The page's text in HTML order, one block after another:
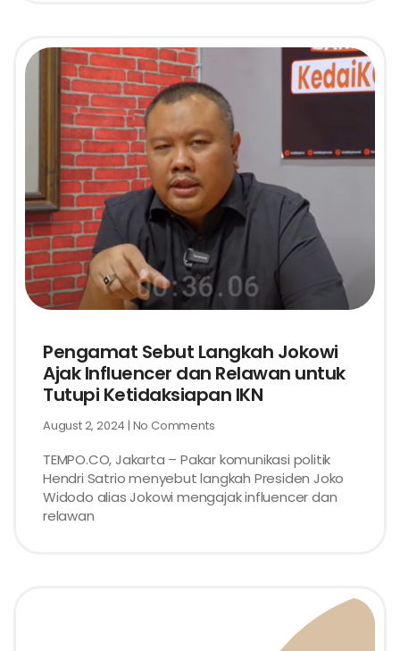
Pengamat Sebut Langkah Jokowi
Ajak Influencer dan Relawan untuk
Tutupi Ketidaksiapan IKN
August 2, 2024 No Comments
TEMPO.CO, Jakarta – Pakar komunikasi politik
Hendri Satrio menyebut langkah Presiden Joko
Widodo alias Jokowi mengajak influencer dan
relawan